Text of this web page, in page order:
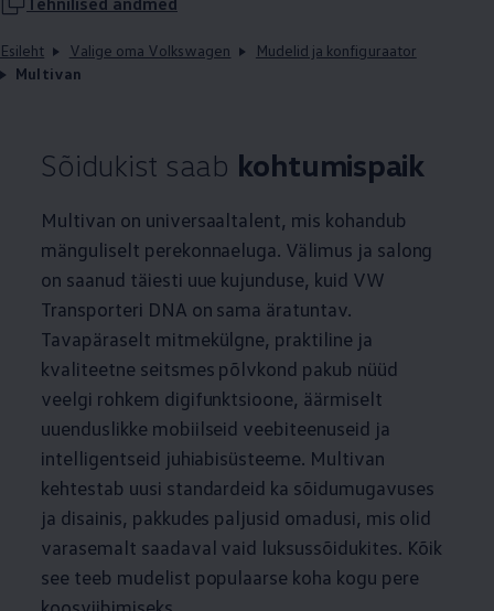
Esileht Valige oma Volkswagen
Mudelid ja konfiguraator
Multivan
Sõidukist saab kohtumispaik
Multivan on universaaltalent, mis kohandub
mänguliselt perekonnaeluga. Välimus ja salong
on saanud täiesti uue kujunduse, kuid VW
Transporteri DNA on sama äratuntav.
Tavapäraselt mitmekülgne, praktiline ja
kvaliteetne seitsmes põlvkond pakub nüüd
veelgi rohkem digifunktsioone, äärmiselt
uuenduslikke mobiilseid veebiteenuseid ja
intelligentseid juhiabisüsteeme. Multivan
kehtestab uusi standardeid ka sõidumugavuses
ja disainis, pakkudes paljusid omadusi, mis olid
varasemalt saadaval vaid luksussõidukites. Kõik
see teeb mudelist populaarse koha kogu pere